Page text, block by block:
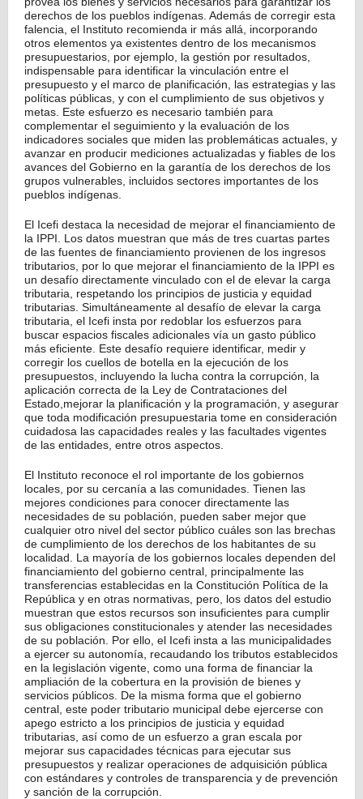
derechos de los pueblos indígenas. Además de corregir esta
falencia, el Instituto recomienda ir más allá, incorporando
otros elementos ya existentes dentro de los mecanismos
presupuestarios, por ejemplo, la gestión por resultados,
indispensable para identificar la vinculación entre el
presupuesto y el marco de planificación, las estrategias y las
políticas públicas, y con el cumplimiento de sus objetivos y
metas. Este esfuerzo es necesario también para
complementar el seguimiento y la evaluación de los
indicadores sociales que miden las problemáticas actuales, y
avanzar en producir mediciones actualizadas y fiables de los
avances del Gobierno en la garantía de los derechos de los
grupos vulnerables, incluidos sectores importantes de los
pueblos indígenas.
El Icefi destaca la necesidad de mejorar el financiamiento de
la IPPI. Los datos muestran que más de tres cuartas partes
de las fuentes de financiamiento provienen de los ingresos
tributarios, por lo que mejorar el financiamiento de la IPPI es
un desafío directamente vinculado con el de elevar la carga
tributaria, respetando los principios de justicia y equidad
tributarias. Simultáneamente al desafío de elevar la carga
tributaria, el Icefi insta por redoblar los esfuerzos para
buscar espacios fiscales adicionales vía un gasto público
más eficiente. Este desafío requiere identificar, medir y
corregir los cuellos de botella en la ejecución de los
presupuestos, incluyendo la lucha contra la corrupción, la
aplicación correcta de la Ley de Contrataciones del
Estado,mejorar la planificación y la programación, y asegurar
que toda modificación presupuestaria tome en consideración
cuidadosa las capacidades reales y las facultades vigentes
de las entidades, entre otros aspectos.
El Instituto reconoce el rol importante de los gobiernos
locales, por su cercanía a las comunidades. Tienen las
mejores condiciones para conocer directamente las
necesidades de su población, pueden saber mejor que
cualquier otro nivel del sector público cuáles son las brechas
de cumplimiento de los derechos de los habitantes de su
localidad. La mayoría de los gobiernos locales dependen del
financiamiento del gobierno central, principalmente las
transferencias establecidas en la Constitución Política de la
República y en otras normativas, pero, los datos del estudio
muestran que estos recursos son insuficientes para cumplir
sus obligaciones constitucionales y atender las necesidades
de su población. Por ello, el Icefi insta a las municipalidades
a ejercer su autonomía, recaudando los tributos establecidos
en la legislación vigente, como una forma de financiar la
ampliación de la cobertura en la provisión de bienes y
servicios públicos. De la misma forma que el gobierno
central, este poder tributario municipal debe ejercerse con
apego estricto a los principios de justicia y equidad
tributarias, así como de un esfuerzo a gran escala por
mejorar sus capacidades técnicas para ejecutar sus
presupuestos y realizar operaciones de adquisición pública
con estándares y controles de transparencia y de prevención
y sanción de la corrupción.